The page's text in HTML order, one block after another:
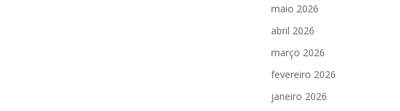
maio 2026
abril 2026
março 2026
fevereiro 2026
janeiro 2026